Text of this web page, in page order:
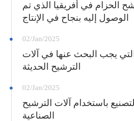
في أفريقيا الذي تم
الوصول إليه بنجاح في الإنتاج
02/Jan/2025
يجب البحث عنها في آلات
الترشيح الحديثة
02/Jan/2025
باستخدام آلات الترشيح
الصناعية